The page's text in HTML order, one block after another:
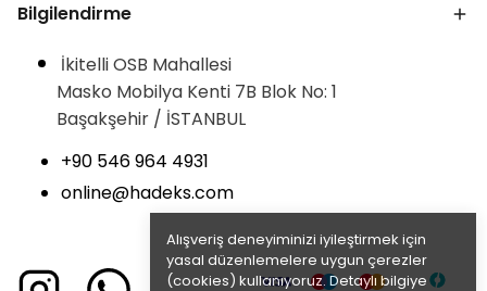
Alışveriş deneyiminizi iyileştirmek için
yasal düzenlemelere uygun çerezler
(cookies) kullanıyoruz. Detaylı bilgiye
Bilgilendirme
İkitelli OSB Mahallesi
Masko Mobilya Kenti 7B Blok No: 1
Başakşehir / İSTANBUL
+90 546 964 4931
online@hadeks.com